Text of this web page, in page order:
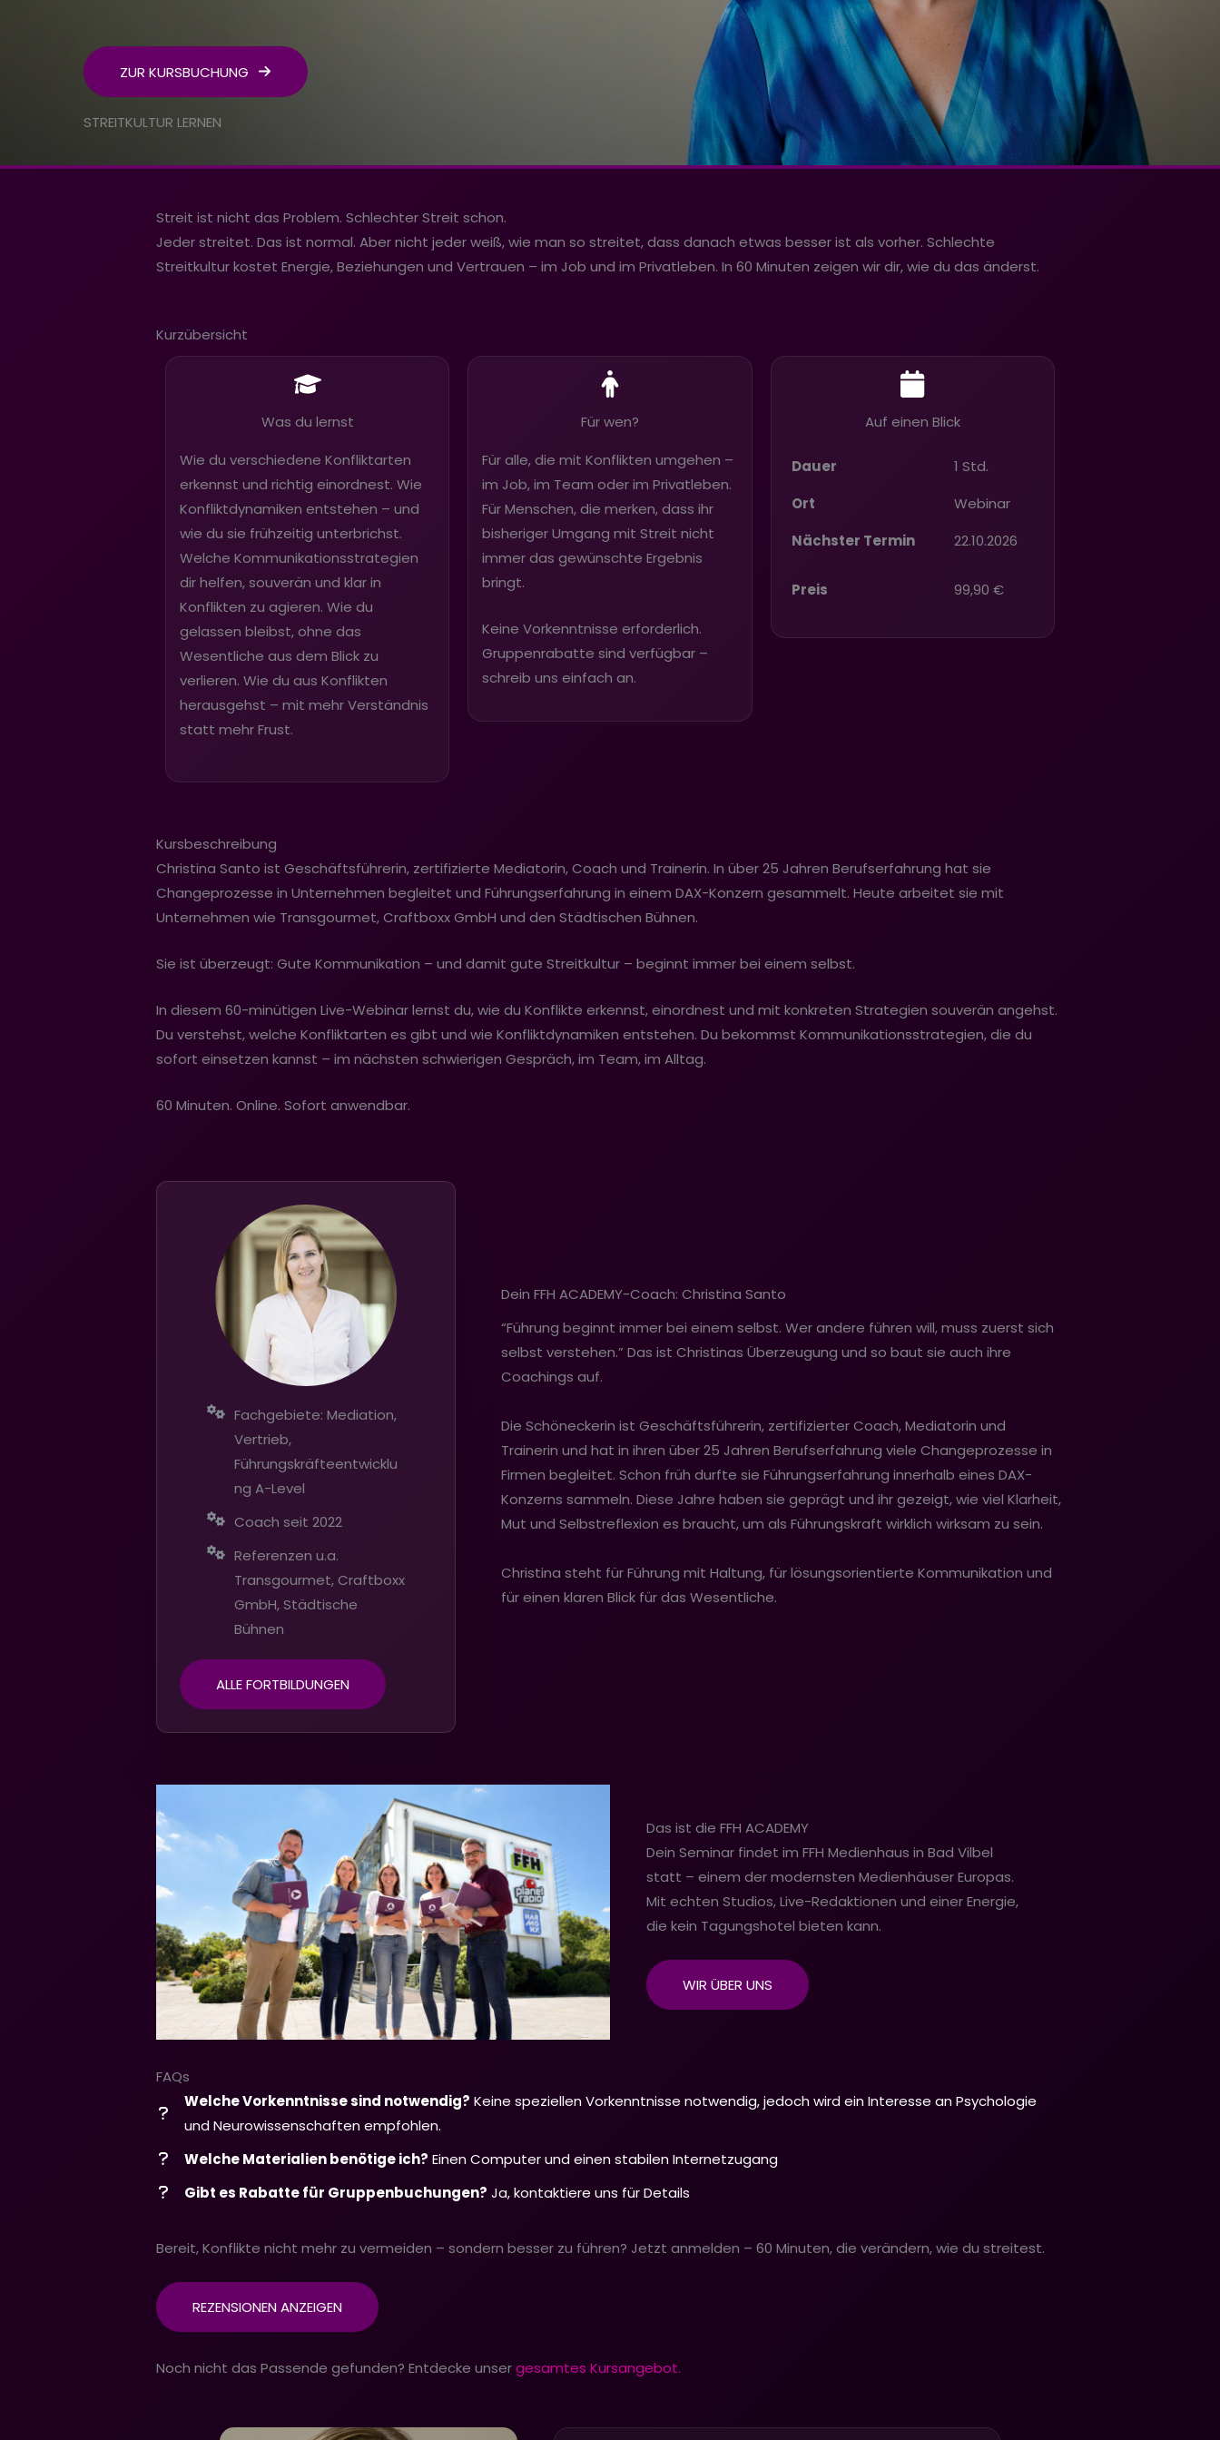
ZUR KURSBUCHUNG
STREITKULTUR LERNEN
Streit ist nicht das Problem. Schlechter Streit schon.
Jeder streitet. Das ist normal. Aber nicht jeder weiß, wie man so streitet, dass danach etwas besser ist als vorher. Schlechte
Streitkultur kostet Energie, Beziehungen und Vertrauen – im Job und im Privatleben. In 60 Minuten zeigen wir dir, wie du das änderst.
Kurzübersicht
Was du lernst
Wie du verschiedene Konfliktarten
erkennst und richtig einordnest. Wie
Konfliktdynamiken entstehen – und
wie du sie frühzeitig unterbrichst.
Welche Kommunikationsstrategien
dir helfen, souverän und klar in
Konflikten zu agieren. Wie du
gelassen bleibst, ohne das
Wesentliche aus dem Blick zu
verlieren. Wie du aus Konflikten
herausgehst – mit mehr Verständnis
statt mehr Frust.
Für wen?
Für alle, die mit Konflikten umgehen –
im Job, im Team oder im Privatleben.
Für Menschen, die merken, dass ihr
bisheriger Umgang mit Streit nicht
immer das gewünschte Ergebnis
bringt.
Keine Vorkenntnisse erforderlich.
Gruppenrabatte sind verfügbar –
schreib uns einfach an.
Auf einen Blick
Dauer
1 Std.
Ort
Webinar
Nächster Termin
Preis
22.10.2026
99,90 €
Kursbeschreibung
Christina Santo ist Geschäftsführerin, zertifizierte Mediatorin, Coach und Trainerin. In über 25 Jahren Berufserfahrung hat sie
Changeprozesse in Unternehmen begleitet und Führungserfahrung in einem DAX-Konzern gesammelt. Heute arbeitet sie mit
Unternehmen wie Transgourmet, Craftboxx GmbH und den Städtischen Bühnen.
Sie ist überzeugt: Gute Kommunikation – und damit gute Streitkultur – beginnt immer bei einem selbst.
In diesem 60-minütigen Live-Webinar lernst du, wie du Konflikte erkennst, einordnest und mit konkreten Strategien souverän angehst.
Du verstehst, welche Konfliktarten es gibt und wie Konfliktdynamiken entstehen. Du bekommst Kommunikationsstrategien, die du
sofort einsetzen kannst – im nächsten schwierigen Gespräch, im Team, im Alltag.
60 Minuten. Online. Sofort anwendbar.
Fachgebiete: Mediation,
Vertrieb,
Führungskräfteentwicklu
ng A-Level
Coach seit 2022
Referenzen u.a.
Transgourmet, Craftboxx
GmbH, Städtische
Bühnen
ALLE FORTBILDUNGEN
Dein FFH ACADEMY-Coach: Christina Santo
“Führung beginnt immer bei einem selbst. Wer andere führen will, muss zuerst sich
selbst verstehen.” Das ist Christinas Überzeugung und so baut sie auch ihre
Coachings auf.
Die Schöneckerin ist Geschäftsführerin, zertifizierter Coach, Mediatorin und
Trainerin und hat in ihren über 25 Jahren Berufserfahrung viele Changeprozesse in
Firmen begleitet. Schon früh durfte sie Führungserfahrung innerhalb eines DAX-
Konzerns sammeln. Diese Jahre haben sie geprägt und ihr gezeigt, wie viel Klarheit,
Mut und Selbstreflexion es braucht, um als Führungskraft wirklich wirksam zu sein.
Christina steht für Führung mit Haltung, für lösungsorientierte Kommunikation und
für einen klaren Blick für das Wesentliche.
Das ist die FFH ACADEMY
Dein Seminar findet im FFH Medienhaus in Bad Vilbel
statt – einem der modernsten Medienhäuser Europas.
Mit echten Studios, Live-Redaktionen und einer Energie,
die kein Tagungshotel bieten kann.
WIR ÜBER UNS
FAQs
Welche Vorkenntnisse sind notwendig? Keine speziellen Vorkenntnisse notwendig, jedoch wird ein Interesse an Psychologie
und Neurowissenschaften empfohlen.
Welche Materialien benötige ich? Einen Computer und einen stabilen Internetzugang
Gibt es Rabatte für Gruppenbuchungen? Ja, kontaktiere uns für Details
Bereit, Konflikte nicht mehr zu vermeiden – sondern besser zu führen? Jetzt anmelden – 60 Minuten, die verändern, wie du streitest.
REZENSIONEN ANZEIGEN
Noch nicht das Passende gefunden? Entdecke unsergesamtes Kursangebot.